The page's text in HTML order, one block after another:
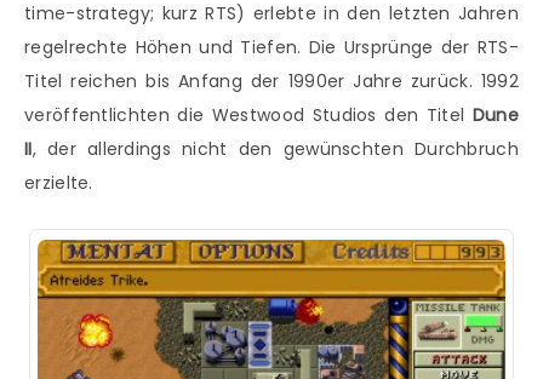
time-strategy; kurz RTS) erlebte in den letzten Jahren
regelrechte Höhen und Tiefen. Die Ursprünge der RTS-
Titel reichen bis Anfang der 1990er Jahre zurück. 1992
veröffentlichten die Westwood Studios den Titel Dune
II, der allerdings nicht den gewünschten Durchbruch
erzielte.